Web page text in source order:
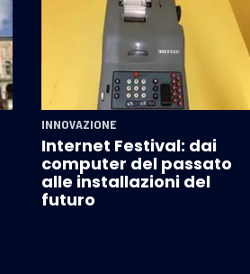
INNOVAZIONE
Internet Festival: dai
computer del passato
alle installazioni del
futuro